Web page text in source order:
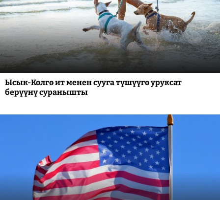
Ысык-Көлгө ит менен сууга түшүүгө уруксат
берүүнү суранышты